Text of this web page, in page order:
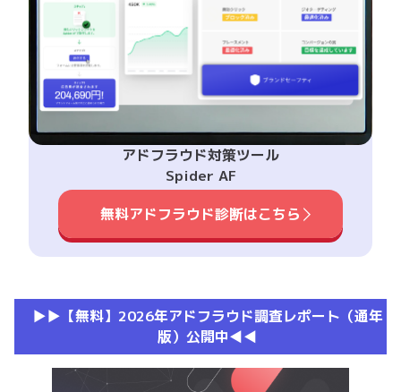
アドフラウド対策ツール
Spider AF
無料アドフラウド診断はこちら
▶︎▶︎【無料】2026年アドフラウド調査レポート（通年
版）公開中◀︎◀︎